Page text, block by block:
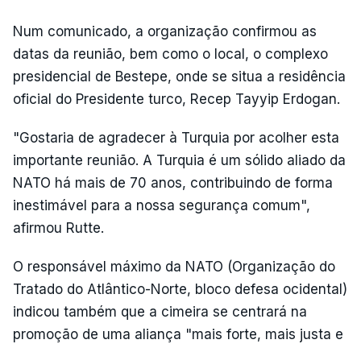
Num comunicado, a organização confirmou as
datas da reunião, bem como o local, o complexo
presidencial de Bestepe, onde se situa a residência
oficial do Presidente turco, Recep Tayyip Erdogan.
"Gostaria de agradecer à Turquia por acolher esta
importante reunião. A Turquia é um sólido aliado da
NATO há mais de 70 anos, contribuindo de forma
inestimável para a nossa segurança comum",
afirmou Rutte.
O responsável máximo da NATO (Organização do
Tratado do Atlântico-Norte, bloco defesa ocidental)
indicou também que a cimeira se centrará na
promoção de uma aliança "mais forte, mais justa e